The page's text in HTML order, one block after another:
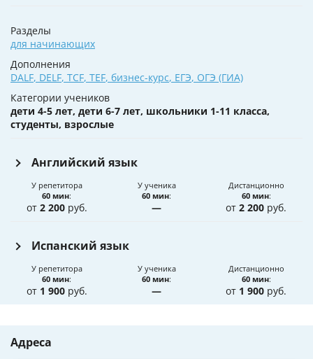
Разделы
для начинающих
Дополнения
DALF, DELF, TCF, TEF, бизнес-курс, ЕГЭ, ОГЭ (ГИА)
Категории учеников
дети 4-5 лет, дети 6-7 лет, школьники 1-11 класса,
студенты, взрослые
Английский язык
У репетитора
60 мин:
от 2 200руб.
У ученика
60 мин:
—
Дистанционно
60 мин:
от2 200 руб.
Испанский язык
У репетитора
60 мин:
от 1 900руб.
У ученика
60 мин:
—
Дистанционно
60 мин:
от 1 900 руб.
Адреса